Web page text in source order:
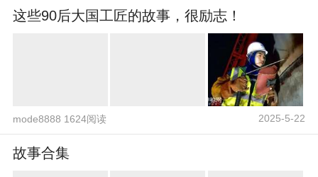
这些90后大国工匠的故事，很励志！
mode8888 1624阅读 2025-5-22
故事合集